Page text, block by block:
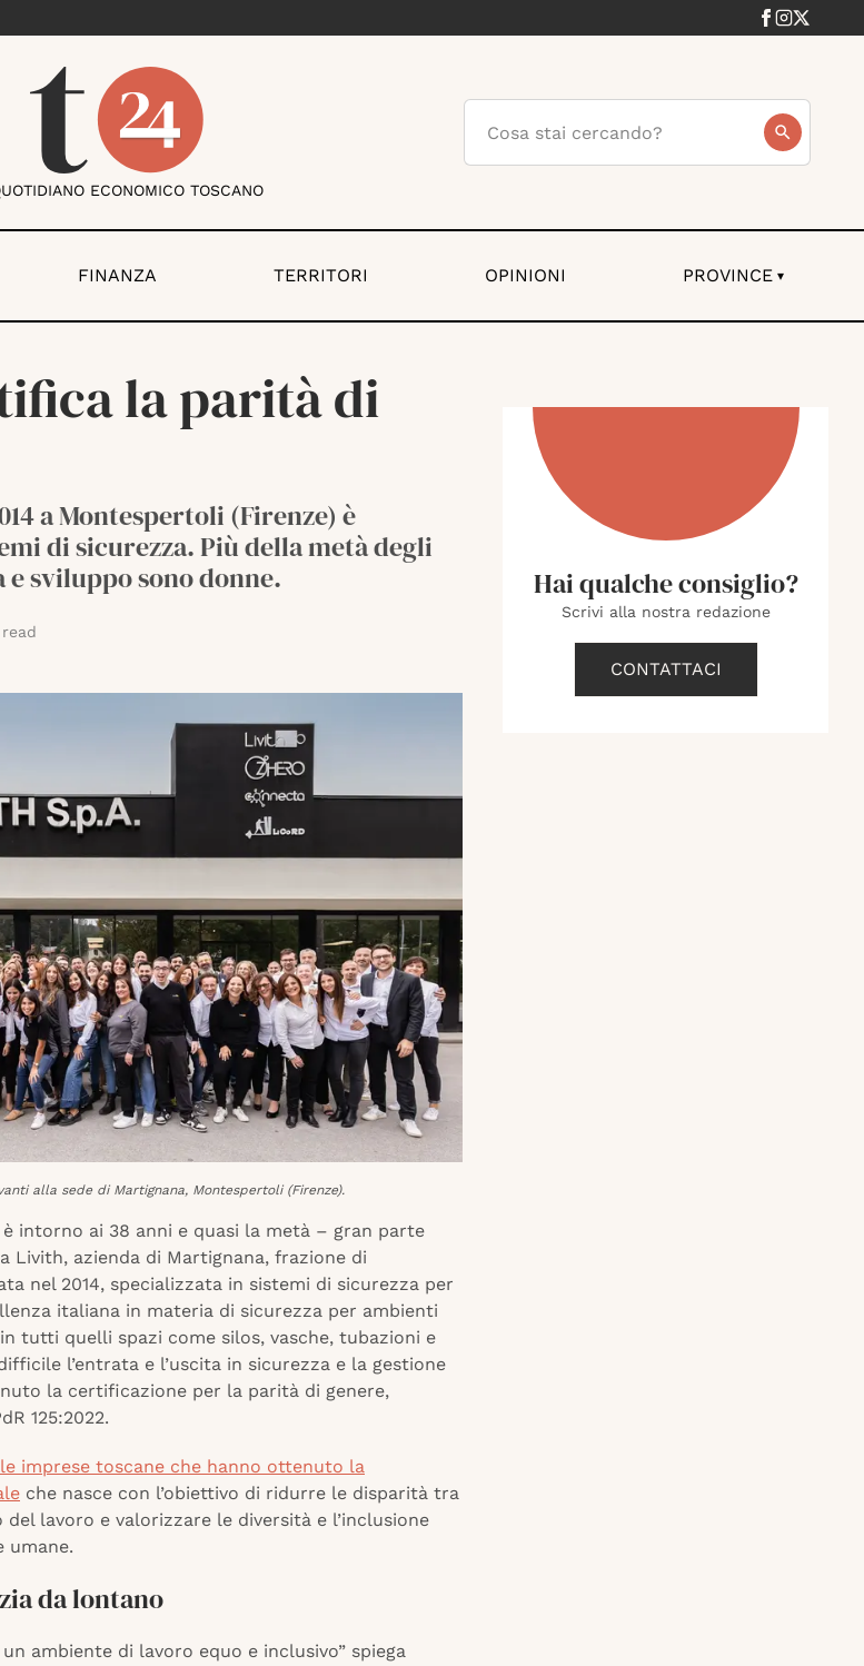
ECONOMICO TOSCANO
FINANZA TERRITORI OPINIONI PROVINCE ▾
la parità di
a Montespertoli (Firenze) è
di sicurezza. Più della metà degli
sviluppo sono donne.
alla sede di Martignana, Montespertoli (Firenze).
è intorno ai 38 anni e quasi la metà – gran parte
Livith, azienda di Martignana, frazione di
nel 2014, specializzata in sistemi di sicurezza per
italiana in materia di sicurezza per ambienti
tutti quelli spazi come silos, vasche, tubazioni e
l’entrata e l’uscita in sicurezza e la gestione
la certificazione per la parità di genere,
125:2022.
imprese toscane che hanno ottenuto la
che nasce con l’obiettivo di ridurre le disparità tra
lavoro e valorizzare le diversità e l’inclusione
umane.
da lontano
un ambiente di lavoro equo e inclusivo” spiega
Hai qualche consiglio?
Scrivi alla nostra redazione
CONTATTACI